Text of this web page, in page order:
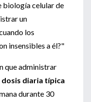
biología celular de
un
los
insensibles a él?"
que administrar
dosis diaria típica
durante 30